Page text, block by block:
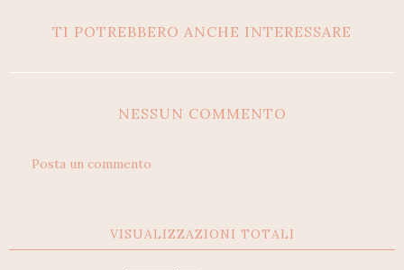
TI POTREBBERO ANCHE INTERESSARE
NESSUN COMMENTO
Posta un commento
VISUALIZZAZIONI TOTALI